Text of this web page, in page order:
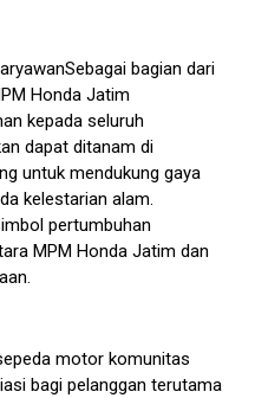
bagian dari
Honda Jatim
kepada seluruh
dapat ditanam di
untuk mendukung gaya
kelestarian alam.
pertumbuhan
MPM Honda Jatim dan
motor komunitas
bagi pelanggan terutama